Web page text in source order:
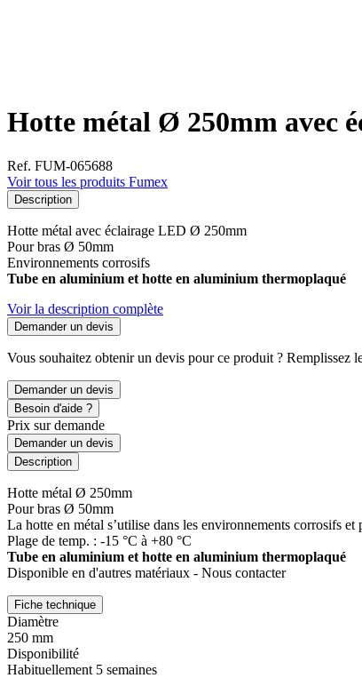
Hotte métal Ø 250mm avec
Ref. FUM-065688
Voir tous les produits Fumex
Description
Hotte métal avec éclairage LED Ø 250mm
Pour bras Ø 50mm
Environnements corrosifs
Tube en aluminium et hotte en aluminium thermoplaqué
Voir la description complète
Demander un devis
Vous souhaitez obtenir un devis pour ce produit ? Remplissez
Demander un devis
Besoin d'aide ?
Prix sur demande
Demander un devis
Description
Hotte métal Ø 250mm
Pour bras Ø 50mm
La hotte en métal s’utilise dans les environnements corrosifs
Plage de temp. : -15 °C à +80 °C
Tube en aluminium et hotte en aluminium thermoplaqué
Disponible en d'autres matériaux - Nous contacter
Fiche technique
Diamètre
250 mm
Disponibilité
Habituellement 5 semaines